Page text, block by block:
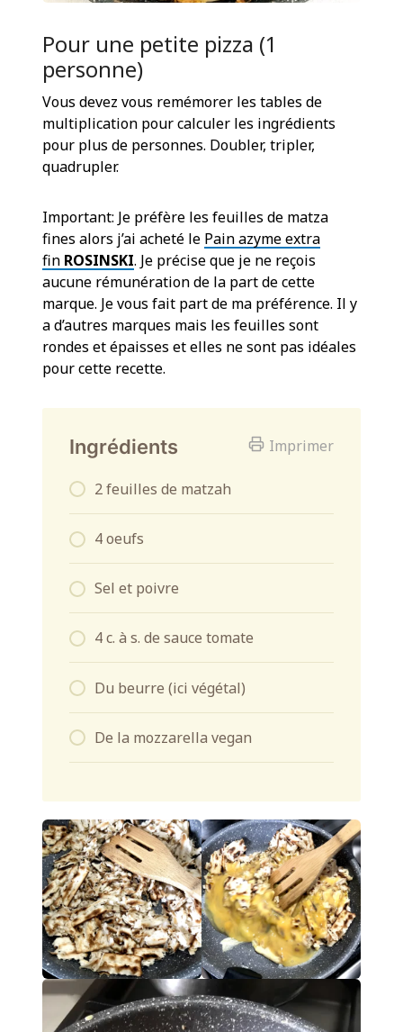
Pour une petite pizza (1
personne)
Vous devez vous remémorer les tables de
multiplication pour calculer les ingrédients
pour plus de personnes. Doubler, tripler,
quadrupler.
Important: Je préfère les feuilles de matza
fines alors j’ai acheté le Pain azyme extra
fin ROSINSKI. Je précise que je ne reçois
aucune rémunération de la part de cette
marque. Je vous fait part de ma préférence. Il y
a d’autres marques mais les feuilles sont
rondes et épaisses et elles ne sont pas idéales
pour cette recette.
Imprimer
Ingrédients
2 feuilles de matzah
4 oeufs
Sel et poivre
4 c. à s. de sauce tomate
Du beurre (ici végétal)
De la mozzarella vegan